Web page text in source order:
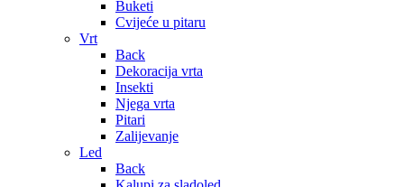
Buketi
Cvijeće u pitaru
Vrt
Back
Dekoracija vrta
Insekti
Njega vrta
Pitari
Zalijevanje
Led
Back